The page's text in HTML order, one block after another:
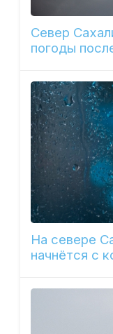
Север
погоды
На севере
начнётся с